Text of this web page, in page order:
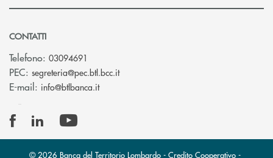
CONTATTI
Telefono: 03094691
PEC: segreteria@pec.btl.bcc.it(si apre l’app di posta elettronica)
E-mail: info@btlbanca.it(si apre l’app di posta elettronica)
© 2026 Banca del Territorio Lombardo - Credito Cooperativo -